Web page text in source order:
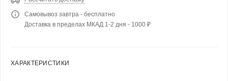
Самовывоз завтра - бесплатно
Доставка в пределах МКАД 1-2 дня - 1000 ₽
ХАРАКТЕРИСТИКИ